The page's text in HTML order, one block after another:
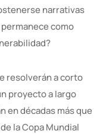
narrativas
como
resolverán a corto
proyecto a largo
en décadas más que
la Copa Mundial